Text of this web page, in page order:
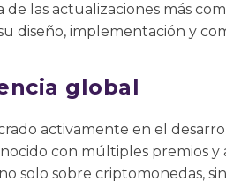
las actualizaciones más
diseño, implementación y
global
activamente en el
con múltiples premios
solo sobre criptomonedas,